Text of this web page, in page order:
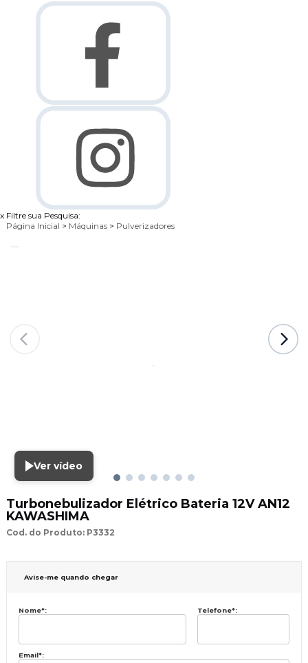
x Filtre sua Pesquisa:
Página Inicial > Máquinas > Pulverizadores
Ver vídeo
Turbonebulizador Elétrico Bateria 12V AN12
KAWASHIMA
Cod. do Produto: P3332
Avise-me quando chegar
Nome*: Telefone*:
Email*: